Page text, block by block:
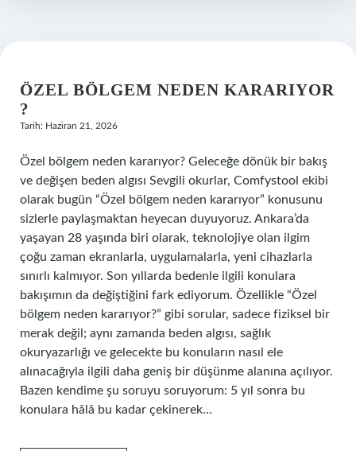
ÖZEL BÖLGEM NEDEN KARARIYOR
?
Tarih: Haziran 21, 2026
Özel bölgem neden kararıyor? Geleceğe dönük bir bakış
ve değişen beden algısı Sevgili okurlar, Comfystool ekibi
olarak bugün “Özel bölgem neden kararıyor” konusunu
sizlerle paylaşmaktan heyecan duyuyoruz. Ankara’da
yaşayan 28 yaşında biri olarak, teknolojiye olan ilgim
çoğu zaman ekranlarla, uygulamalarla, yeni cihazlarla
sınırlı kalmıyor. Son yıllarda bedenle ilgili konulara
bakışımın da değiştiğini fark ediyorum. Özellikle “Özel
bölgem neden kararıyor?” gibi sorular, sadece fiziksel bir
merak değil; aynı zamanda beden algısı, sağlık
okuryazarlığı ve gelecekte bu konuların nasıl ele
alınacağıyla ilgili daha geniş bir düşünme alanına açılıyor.
Bazen kendime şu soruyu soruyorum: 5 yıl sonra bu
konulara hâlâ bu kadar çekinerek…